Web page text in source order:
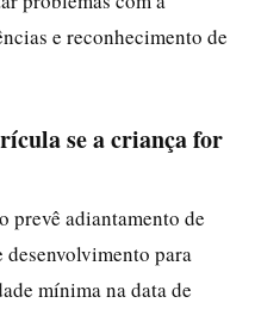
e reconhecimento de
se a criança for
prevê adiantamento de
desenvolvimento para
mínima na data de